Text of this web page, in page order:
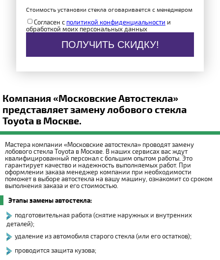
Стоимость установки стекла оговаривается с менеджером
Согласен с политикой конфиденциальности и
обработкой моих персональных данных
ПОЛУЧИТЬ СКИДКУ!
Компания «Московские Автостекла»
представляет замену лобового стекла
Toyota в Москве.
Мастера компании «Московские автостекла» проводят замену
лобового стекла Toyota в Москве. В наших сервисах вас ждут
квалифицированный персонал с большим опытом работы. Это
гарантирует качество и надежность выполняемых работ. При
оформлении заказа менеджер компании при необходимости
поможет в выборе автостекла на вашу машину, ознакомит со сроком
выполнения заказа и его стоимостью.
Этапы замены автостекла:
подготовительная работа (снятие наружных и внутренних
деталей);
удаление из автомобиля старого стекла (или его остатков);
проводится защита кузова;